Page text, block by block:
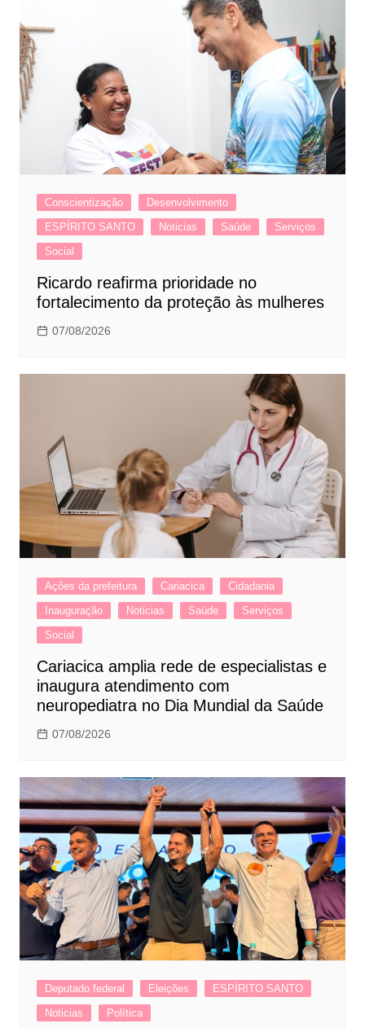
Conscientização
Desenvolvimento
ESPÍRITO SANTO
Noticias Saúde
Serviços
Social
Ricardo reafirma prioridade no
fortalecimento da proteção às mulheres
07/08/2026
Ações da prefeitura Cariacica
Cidadania
Inauguração
Noticias Saúde
Serviços
Social
Cariacica amplia rede de especialistas e
inaugura atendimento com
neuropediatra no Dia Mundial da Saúde
07/08/2026
Deputado federal Eleições
ESPÍRITO SANTO
Noticias
Política